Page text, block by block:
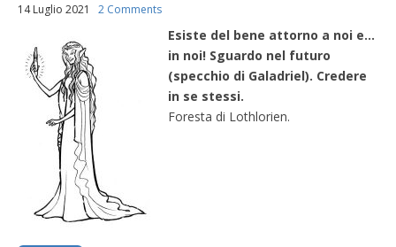
14 Luglio 2021 2 Comments
Esiste del bene attorno a noi e…
in noi! Sguardo nel futuro
(specchio di Galadriel). Credere
in se stessi.
Foresta di Lothlorien.